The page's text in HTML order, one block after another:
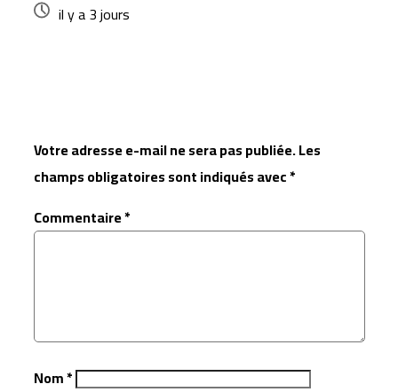
il y a 3 jours
Votre adresse e-mail ne sera pas publiée.Les
champs obligatoires sont indiqués avec*
Commentaire*
Nom*